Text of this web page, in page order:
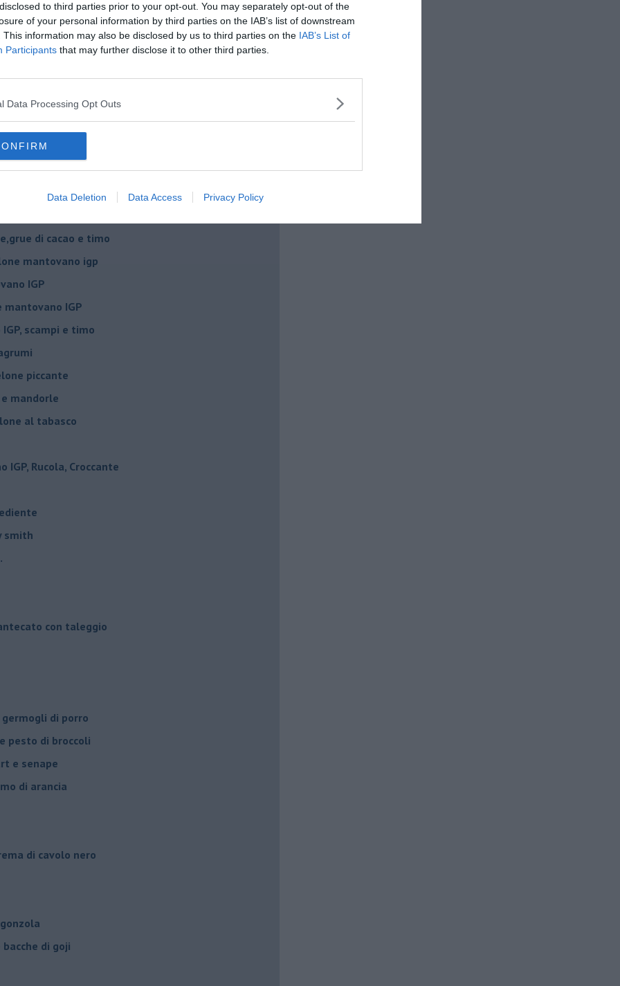
to third parties prior to your opt-out. You may separately opt-out of the
of your personal information by third parties on the IAB’s list of downstream
This information may also be disclosed by us to third parties on the IAB’s List of
Participants that may further disclose it to other third parties.
Data Processing Opt Outs
Data Deletion Data Access Privacy Policy
padano, gelatina al melone e lavanda
IGP
igp e peperoncino
igp al grana padano
con crostacei e molluschi
al melone mantovano
al mascarpone
IGP
di cacao e timo
mantovano igp
IGP
IGP
scampi e timo
piccante
mandorle
al tabasco
IGP, Rucola, Croccante
smith
con taleggio
di porro
pesto di broccoli
e senape
di arancia
di cavolo nero
di goji